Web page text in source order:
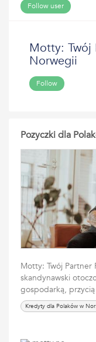
Follow user
Motty: Twój
Norwegii
Follow
Pozyczki dla
Motty: Twój Partner
skandynawski
gospodarką, przycią